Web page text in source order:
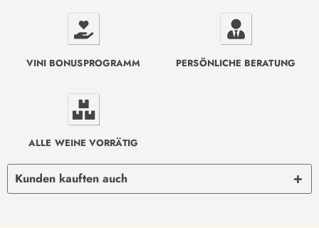
VINI BONUSPROGRAMM PERSÖNLICHE BERATUNG
ALLE WEINE VORRÄTIG
Kunden kauften auch